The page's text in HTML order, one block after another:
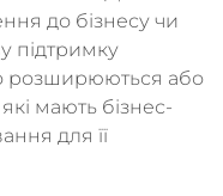
до бізнесу чи
підтримку
розширюються або
мають бізнес-
для її